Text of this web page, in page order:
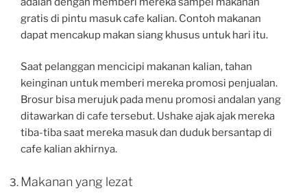
gratis di pintu masuk cafe kalian. Contoh makanan
dapat mencakup makan siang khusus untuk hari itu.
Saat pelanggan mencicipi makanan kalian, tahan
keinginan untuk memberi mereka promosi penjualan.
Brosur bisa merujuk pada menu promosi andalan yang
ditawarkan di cafe tersebut. Ushake ajak ajak mereka
tiba-tiba saat mereka masuk dan duduk bersantap di
cafe kalian akhirnya.
Makanan yang lezat